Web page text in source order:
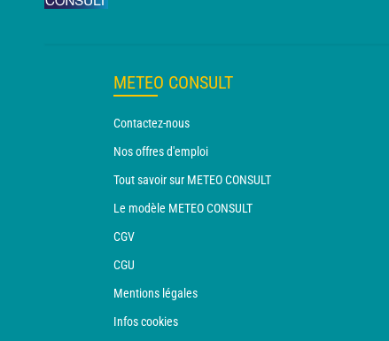
METEO CONSULT
Contactez-nous
Nos offres d'emploi
Tout savoir sur METEO CONSULT
Le modèle METEO CONSULT
CGV
CGU
Mentions légales
Infos cookies